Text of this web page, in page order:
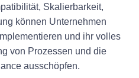
Skalierbarkeit,
können Unternehmen
und ihr volles
von Prozessen und die
ausschöpfen.